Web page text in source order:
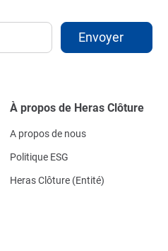
À propos de Heras Clôture
A propos de nous
Politique ESG
Heras Clôture (Entité)